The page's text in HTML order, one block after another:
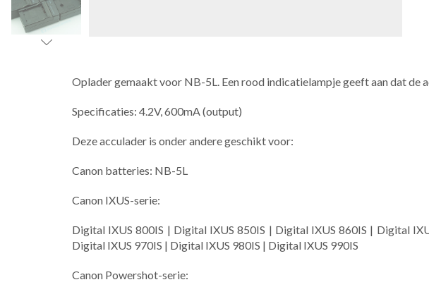
Oplader gemaakt voor NB-5L. Een rood indicatielampje geeft aan dat de
Specificaties: 4.2V, 600mA (output)
Deze acculader is onder andere geschikt voor:
Canon batteries: NB-5L
Canon IXUS-serie:
Digital IXUS 800IS | Digital IXUS 850IS | Digital IXUS 860IS | Digital
Digital IXUS 970IS | Digital IXUS 980IS | Digital IXUS 990IS
Canon Powershot-serie: